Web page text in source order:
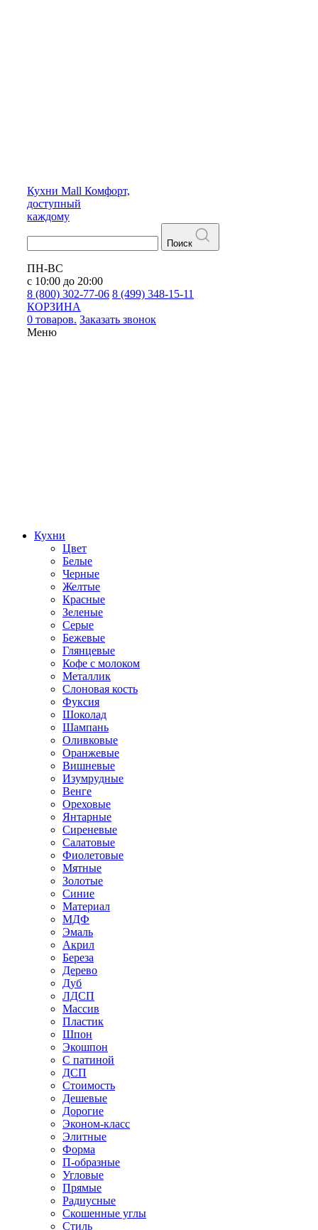
Кухни Mall Комфорт,
доступный
каждому
Поиск
ПН-ВС
с 10:00 до 20:00
8 (800) 302-77-06 8 (499) 348-15-11
КОРЗИНА
0 товаров. Заказать звонок
Меню
Кухни
Цвет
Белые
Черные
Желтые
Красные
Зеленые
Серые
Бежевые
Глянцевые
Кофе с молоком
Металлик
Слоновая кость
Фуксия
Шоколад
Шампань
Оливковые
Оранжевые
Вишневые
Изумрудные
Венге
Ореховые
Янтарные
Сиреневые
Салатовые
Фиолетовые
Мятные
Золотые
Синие
Материал
МДФ
Эмаль
Акрил
Береза
Дерево
Дуб
ЛДСП
Массив
Пластик
Шпон
Экошпон
С патиной
ДСП
Стоимость
Дешевые
Дорогие
Эконом-класс
Элитные
Форма
П-образные
Угловые
Прямые
Радиусные
Скошенные углы
Стиль